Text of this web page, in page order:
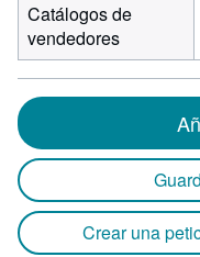
Catálogos de
vendedores
Crear una